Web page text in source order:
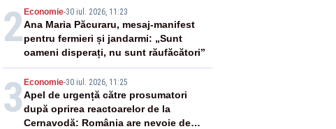
2 Economie-30 iul. 2026, 11:23
Ana Maria Păcuraru, mesaj-manifest
pentru fermieri și jandarmi: „Sunt
oameni disperați, nu sunt răufăcători”
3 Economie-30 iul. 2026, 11:25
Apel de urgență către prosumatori
după oprirea reactoarelor de la
Cernavodă: România are nevoie de